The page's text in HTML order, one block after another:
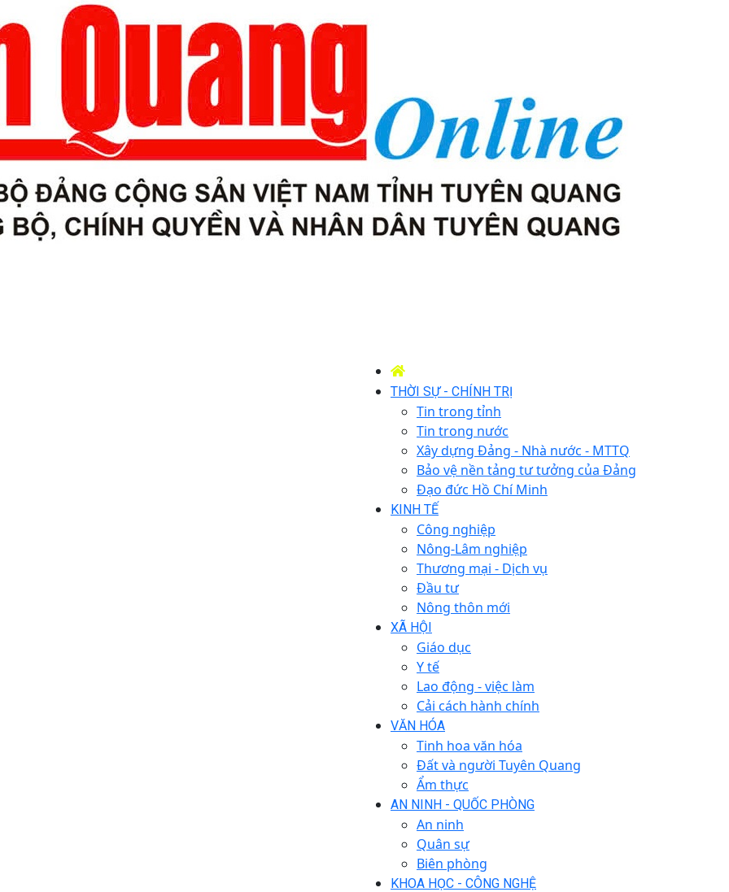
THỜI SỰ - CHÍNH TRỊ
Tin trong tỉnh
Tin trong nước
Xây dựng Đảng - Nhà nước - MTTQ
Bảo vệ nền tảng tư tưởng của Đảng
Đạo đức Hồ Chí Minh
KINH TẾ
Công nghiệp
Nông-Lâm nghiệp
Thương mại - Dịch vụ
Đầu tư
Nông thôn mới
XÃ HỘI
Giáo dục
Y tế
Lao động - việc làm
Cải cách hành chính
VĂN HÓA
Tinh hoa văn hóa
Đất và người Tuyên Quang
Ẩm thực
AN NINH - QUỐC PHÒNG
An ninh
Quân sự
Biên phòng
KHOA HỌC - CÔNG NGHỆ